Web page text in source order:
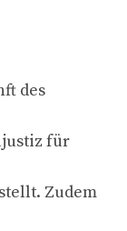
des
für
Zudem